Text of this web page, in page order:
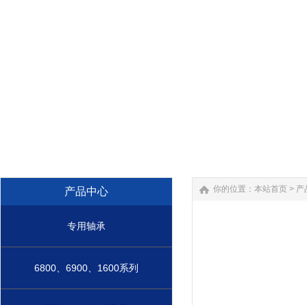
产品中心
专用轴承
6800、6900、1600系列
你的位置： 本站首页 > 产